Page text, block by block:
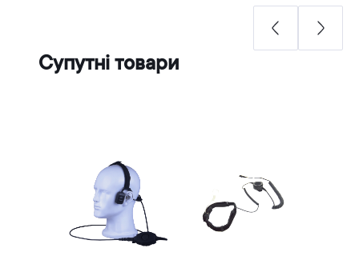
Супутні товари